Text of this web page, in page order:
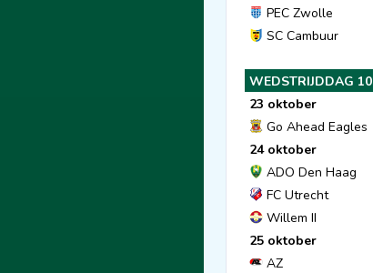
PEC Zwolle
SC Cambuur
WEDSTRIJDDAG 10
23 oktober
Go Ahead Eagles
24 oktober
ADO Den Haag
FC Utrecht
Willem II
25 oktober
AZ